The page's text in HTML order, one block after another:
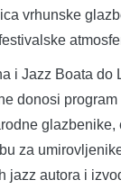
vrhunske
i Jazz Boata do
donosi
za
jazz autora i